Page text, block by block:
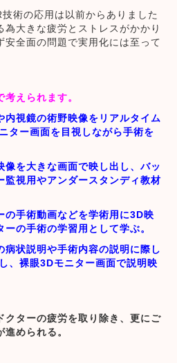
術の応用は以前からありました
大きな疲労とストレスがかかり
安全面の問題で実用化には至って
えられます。
視鏡の術野映像をリアルタイム
ター画面を目視しながら手術を
を大きな画面で映し出し、バッ
監視用やアンダースタンディ教材
手術動画などを学術用に3D映
の手術の学習用として学ぶ。
状説明や手術内容の説明に際し
、裸眼3Dモニター画面で説明映
クターの疲労を取り除き、更にご
められる。